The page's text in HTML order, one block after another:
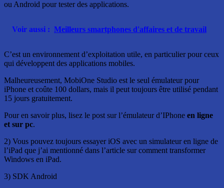
ou Android pour tester des applications.
Voir aussi : Meilleurs smartphones d'affaires et de travail
C’est un environnement d’exploitation utile, en particulier pour ceux
qui développent des applications mobiles.
Malheureusement, MobiOne Studio est le seul émulateur pour
iPhone et coûte 100 dollars, mais il peut toujours être utilisé pendant
15 jours gratuitement.
Pour en savoir plus, lisez le post sur l’émulateur d’IPhone en ligne
et sur pc.
2) Vous pouvez toujours essayer iOS avec un simulateur en ligne de
l’iPad que j’ai mentionné dans l’article sur comment transformer
Windows en iPad.
3) SDK Android